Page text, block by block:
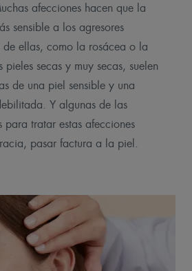
afecciones hacen que la
sensible a los agresores
de ellas, como la rosácea o la
secas y muy secas, suelen
de una piel sensible y una
Y algunas de las
tratar estas afecciones
pasar factura a la piel.